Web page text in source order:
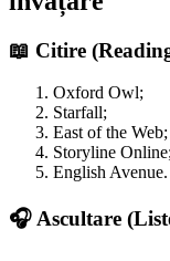
📖 Citire
Oxford Owl;
Starfall;
East of the Web;
Storyline Online;
English Avenue.
🎧 Ascultare